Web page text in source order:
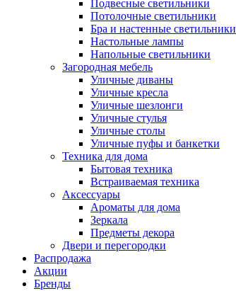
Подвесные светильники
Потолочные светильники
Бра и настенные светильники
Настольные лампы
Напольные светильники
Загородная мебель
Уличные диваны
Уличные кресла
Уличные шезлонги
Уличные стулья
Уличные столы
Уличные пуфы и банкетки
Техника для дома
Бытовая техника
Встраиваемая техника
Аксессуары
Ароматы для дома
Зеркала
Предметы декора
Двери и перегородки
Распродажа
Акции
Бренды